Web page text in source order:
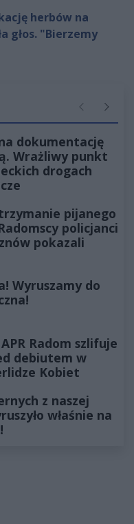
herbów na
głos. "Bierzemy
Poprzednie
dokumentację
Wrażliwy punkt
drogach
pijanego
policjanci
pokazali
Wyruszamy do
APR Radom szlifuje
debiutem w
Kobiet
z naszej
właśnie na